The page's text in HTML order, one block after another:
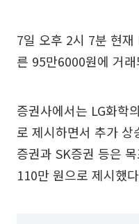
7일 오후 2시 7분 현
른 95만6000원에 거
증권사에서는 LG화학
로 제시하면서 추가
증권과 SK증권 등은
110만 원으로 제시했